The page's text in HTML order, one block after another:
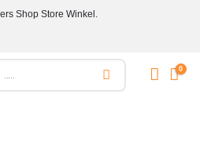
Shop Store Winkel.
0